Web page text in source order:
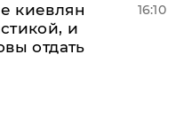
киевлян
и
отдать
16:10